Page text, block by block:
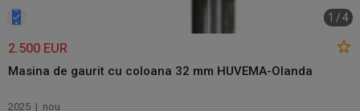
1 /4
2.500 EUR
Masina de gaurit cu coloana 32 mm HUVEMA-Olanda
2025 | nou